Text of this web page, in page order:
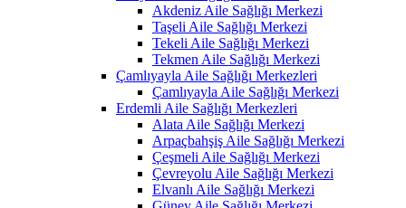
Akdeniz Aile Sağlığı Merkezi
Taşeli Aile Sağlığı Merkezi
Tekeli Aile Sağlığı Merkezi
Tekmen Aile Sağlığı Merkezi
Çamlıyayla Aile Sağlığı Merkezleri
Çamlıyayla Aile Sağlığı Merkezi
Erdemli Aile Sağlığı Merkezleri
Alata Aile Sağlığı Merkezi
Arpaçbahşiş Aile Sağlığı Merkezi
Çeşmeli Aile Sağlığı Merkezi
Çevreyolu Aile Sağlığı Merkezi
Elvanlı Aile Sağlığı Merkezi